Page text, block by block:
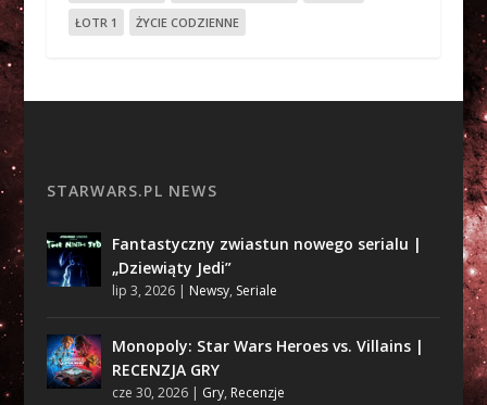
ŁOTR 1
ŻYCIE CODZIENNE
STARWARS.PL NEWS
Fantastyczny zwiastun nowego serialu |
„Dziewiąty Jedi”
lip 3, 2026| Newsy, Seriale
Monopoly: Star Wars Heroes vs. Villains |
RECENZJA GRY
cze 30, 2026| Gry, Recenzje